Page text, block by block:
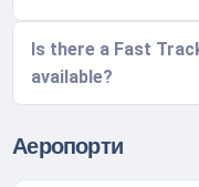
Is there a Fast
available?
Аеропорти